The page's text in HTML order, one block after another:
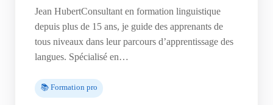
Jean HubertConsultant en formation linguistique
depuis plus de 15 ans, je guide des apprenants de
tous niveaux dans leur parcours d’apprentissage des
langues. Spécialisé en…
📚 Formation pro